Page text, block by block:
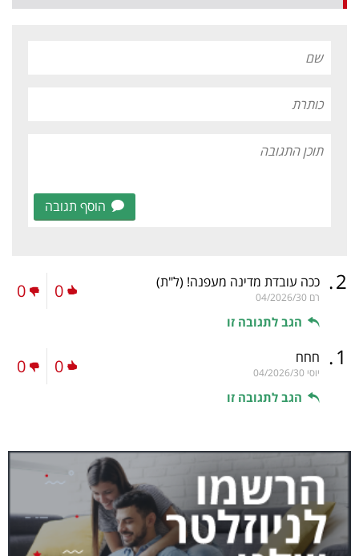
הוסף תגובה
2
. ככה עובדת מדינה מעפנה! (ל"ת)
רם 04/2026/30
הגב לתגובה זו
0
0
1
. חחח
יוסי 04/2026/30
הגב לתגובה זו
0
0